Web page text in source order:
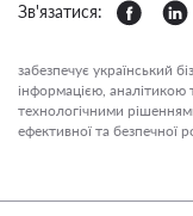
Зв'язатися:
забезпечує український
інформацією, аналітикою
технологічними
ефективної та безпечної